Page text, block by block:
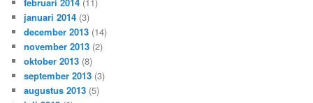
januari 2014 (3)
december 2013 (14)
november 2013 (2)
oktober 2013 (8)
september 2013 (3)
augustus 2013 (5)